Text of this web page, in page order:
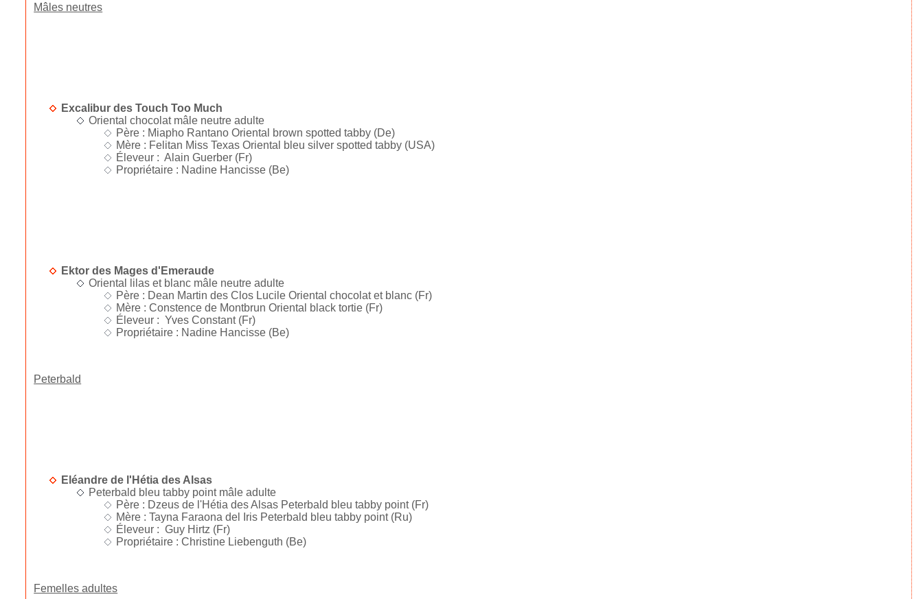
Mâles neutres
Excalibur des Touch Too Much
Oriental chocolat mâle neutre adulte
Père : Miapho Rantano Oriental brown spotted tabby (De)
Mère : Felitan Miss Texas Oriental bleu silver spotted tabby (USA)
Éleveur : Alain Guerber (Fr)
Propriétaire : Nadine Hancisse (Be)
Ektor des Mages d'Emeraude
Oriental lilas et blanc mâle neutre adulte
Père : Dean Martin des Clos Lucile Oriental chocolat et blanc (Fr)
Mère : Constence de Montbrun Oriental black tortie (Fr)
Éleveur : Yves Constant (Fr)
Propriétaire : Nadine Hancisse (Be)
Peterbald
Eléandre de l'Hétia des Alsas
Peterbald bleu tabby point mâle adulte
Père : Dzeus de l'Hétia des Alsas Peterbald bleu tabby point (Fr)
Mère : Tayna Faraona del Iris Peterbald bleu tabby point (Ru)
Éleveur : Guy Hirtz (Fr)
Propriétaire : Christine Liebenguth (Be)
Femelles adultes